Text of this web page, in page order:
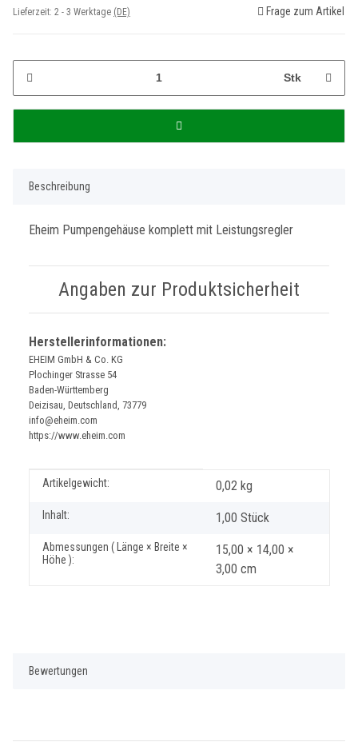
Lieferzeit: 2 - 3 Werktage (DE) Frage zum Artikel
Stk
Beschreibung
Eheim Pumpengehäuse komplett mit Leistungsregler
Angaben zur Produktsicherheit
Herstellerinformationen:
EHEIM GmbH & Co. KG
Plochinger Strasse 54
Baden-Württemberg
Deizisau, Deutschland, 73779
info@eheim.com
https://www.eheim.com
Produkteigenschaft
Wert
Artikelgewicht: 0,02 kg
Inhalt: 1,00 Stück
Abmessungen ( Länge × Breite ×
Höhe ):
15,00 × 14,00 ×
3,00 cm
Bewertungen